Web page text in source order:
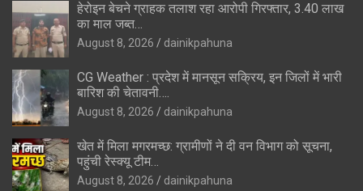
हेरोइन बेचने ग्राहक तलाश रहा आरोपी गिरफ्तार, 3.40 लाख
का माल जब्त…
August 8, 2026 dainikpahuna
CG Weather : प्रदेश में मानसून सक्रिय, इन जिलों में भारी
बारिश की चेतावनी….
August 8, 2026 dainikpahuna
खेत में मिला मगरमच्छ: ग्रामीणों ने दी वन विभाग को सूचना,
पहुंची रेस्क्यू टीम…
August 8, 2026 dainikpahuna